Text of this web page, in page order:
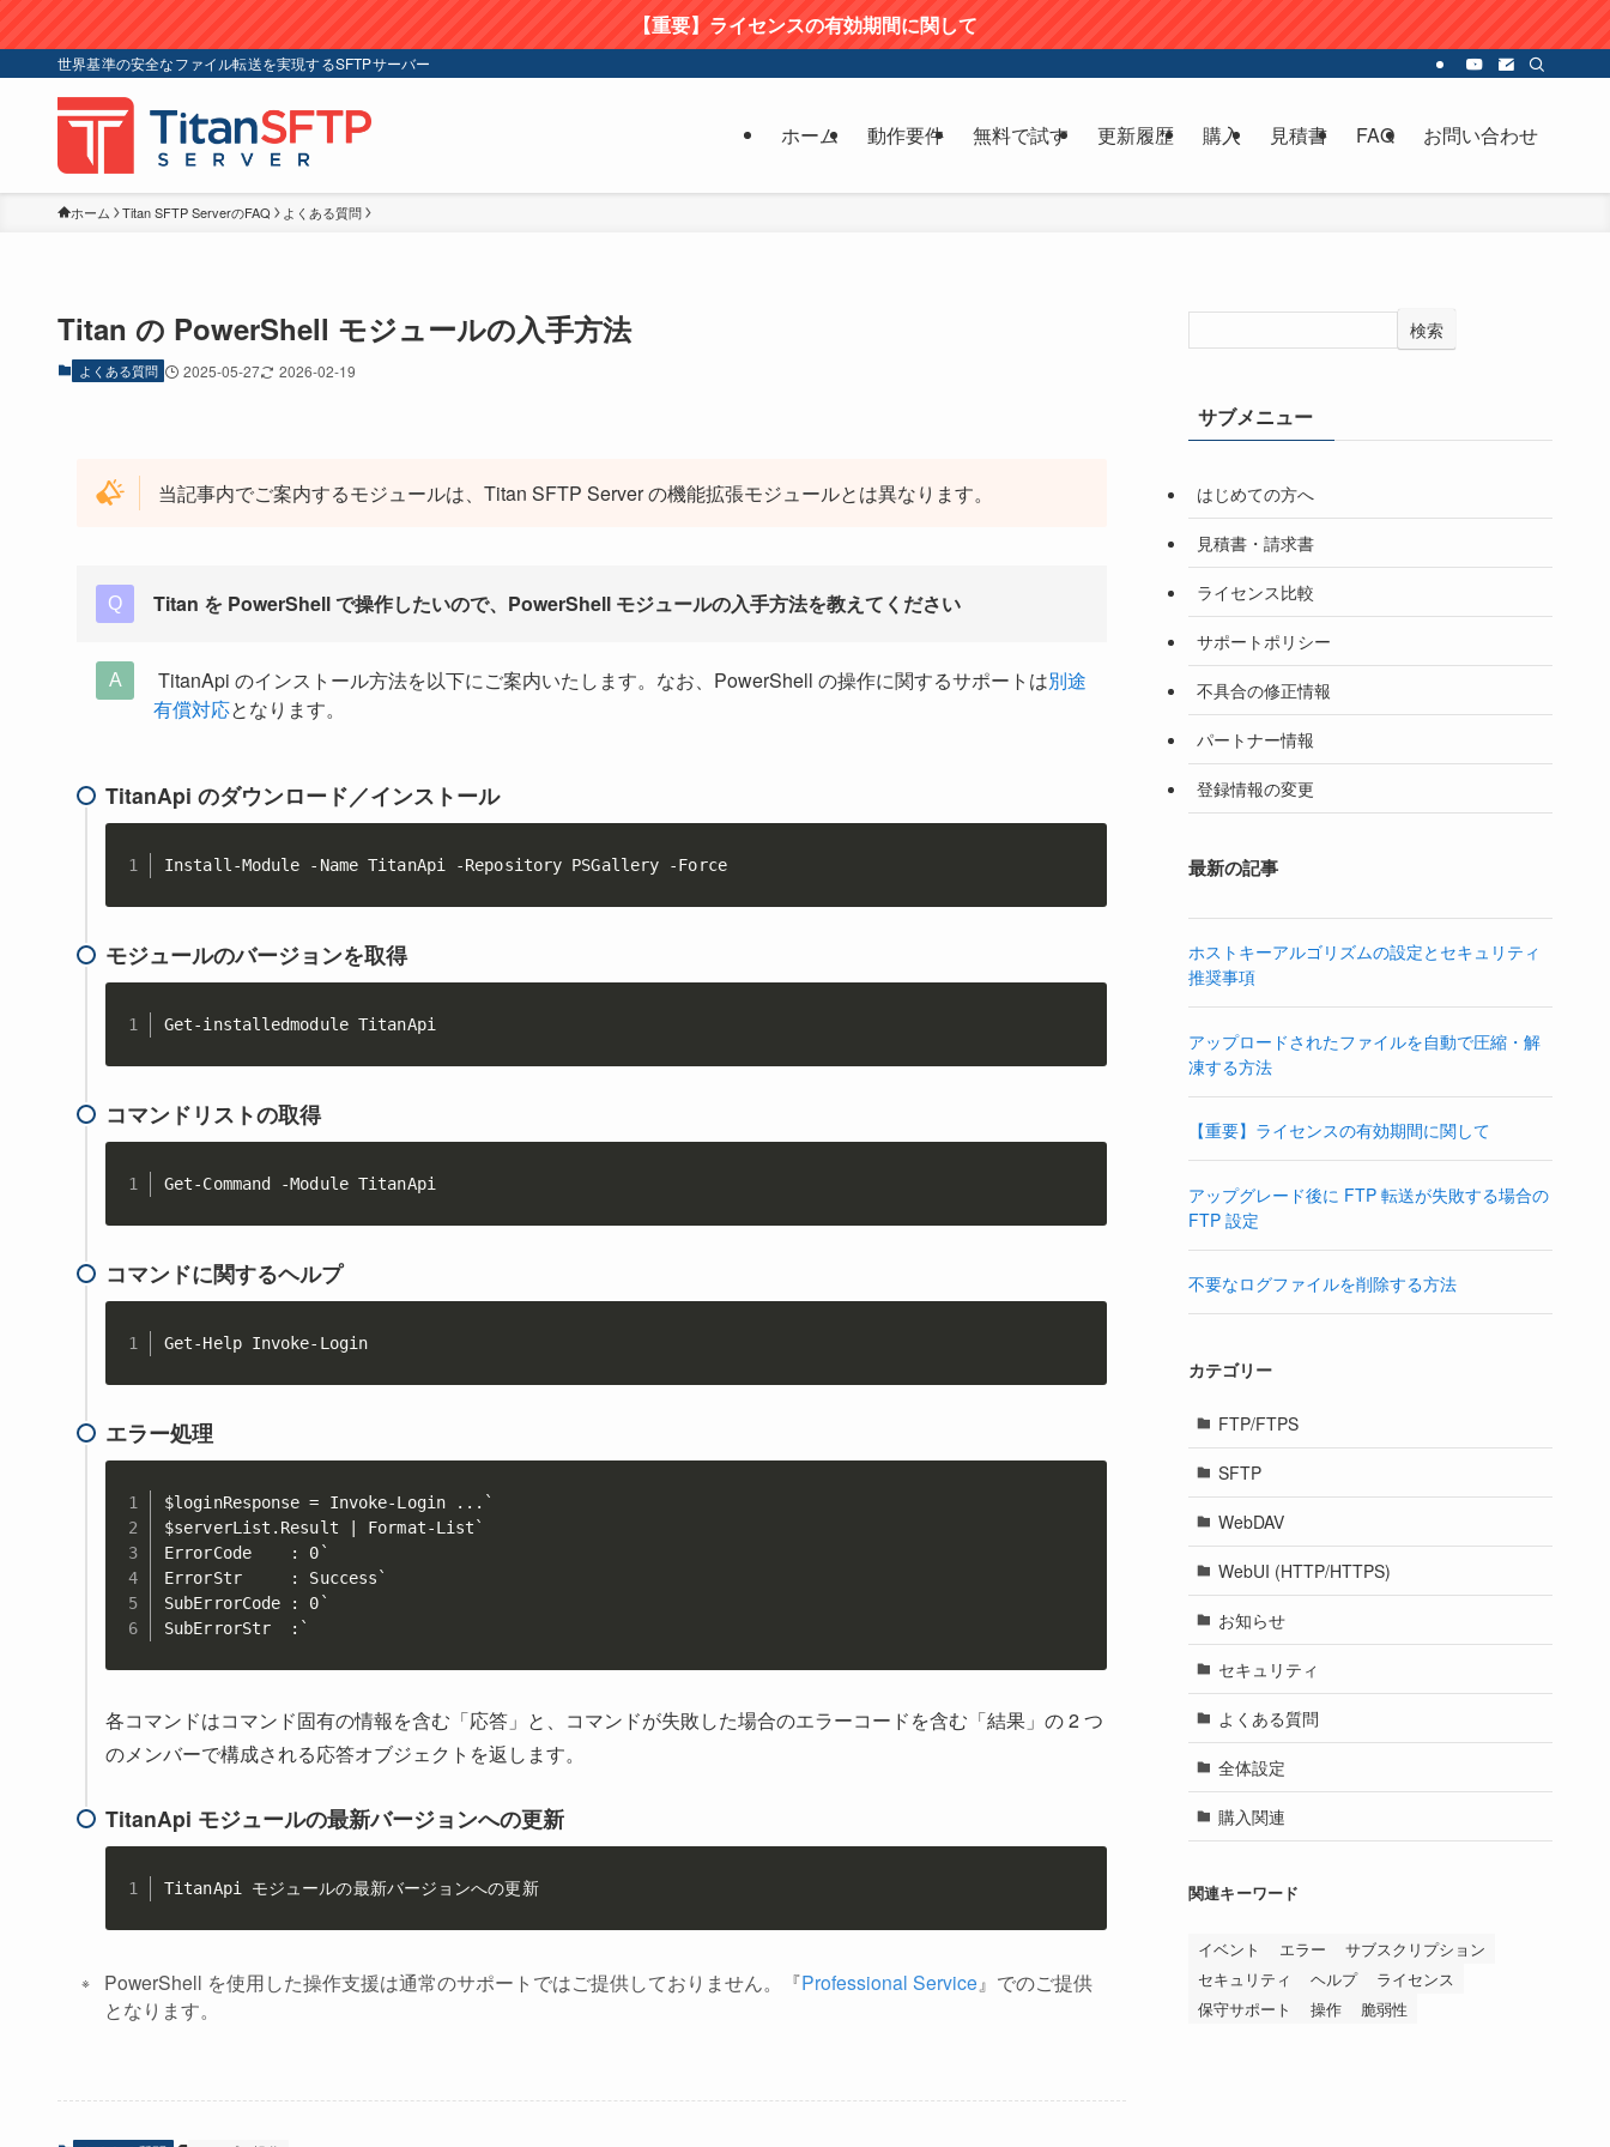
【重要】ライセンスの有効期間に関して
世界基準の安全なファイル転送を実現するSFTPサーバー
ホーム 動作要件 無料で試す 更新履歴 購入 見積書 FAQ お問い合わせ
ホーム Titan SFTP ServerのFAQ よくある質問
Titan の PowerShell モジュールの入手方法
よくある質問 2025-05-27 2026-02-19
当記事内でご案内するモジュールは、Titan SFTP Server の機能拡張モジュールとは異なります。
Titan を PowerShell で操作したいので、PowerShell モジュールの入手方法を教えてください
TitanApi のインストール方法を以下にご案内いたします。なお、PowerShell の操作に関するサポートは別途
有償対応となります。
TitanApi のダウンロード／インストール
Install-Module -Name TitanApi -Repository PSGallery -Force
モジュールのバージョンを取得
Get-installedmodule TitanApi
コマンドリストの取得
Get-Command -Module TitanApi
コマンドに関するヘルプ
Get-Help Invoke-Login
エラー処理
$loginResponse = Invoke-Login ...`
$serverList.Result | Format-List`
ErrorCode    : 0`
ErrorStr     : Success`
SubErrorCode : 0`
SubErrorStr  :`
各コマンドはコマンド固有の情報を含む「応答」と、コマンドが失敗した場合のエラーコードを含む「結果」​​の 2 つ
のメンバーで構成される応答オブジェクトを返します。
TitanApi モジュールの最新バージョンへの更新
TitanApi モジュールの最新バージョンへの更新
PowerShell を使用した操作支援は通常のサポートではご提供しておりません。『Professional Service 』でのご提供
となります。
検索
サブメニュー
はじめての方へ
見積書・請求書
ライセンス比較
サポートポリシー
不具合の修正情報
パートナー情報
登録情報の変更
最新の記事
ホストキーアルゴリズムの設定とセキュリティ
推奨事項
アップロードされたファイルを自動で圧縮・解
凍する方法
【重要】ライセンスの有効期間に関して
アップグレード後に FTP 転送が失敗する場合の
FTP 設定
不要なログファイルを削除する方法
カテゴリー
FTP/FTPS
SFTP
WebDAV
WebUI (HTTP/HTTPS)
お知らせ
セキュリティ
よくある質問
全体設定
購入関連
関連キーワード
イベント エラー
サブスクリプション
セキュリティ
ヘルプ
ライセンス
保守サポート
操作 脆弱性